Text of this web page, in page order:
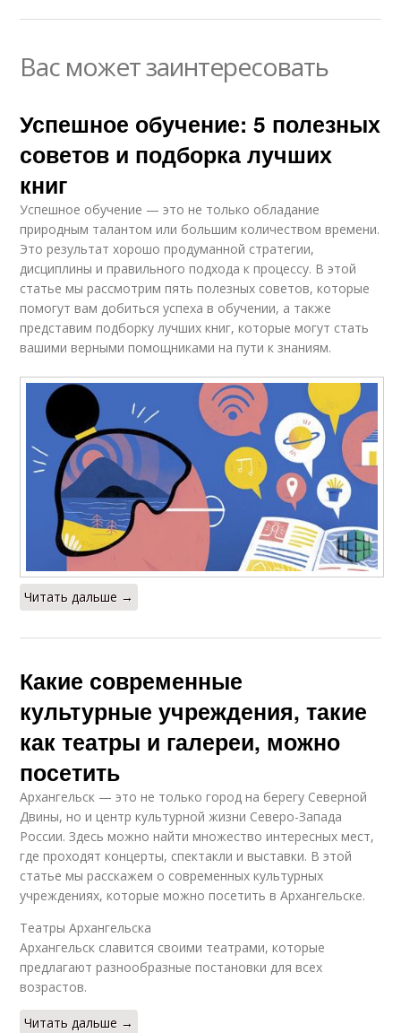
Вас может заинтересовать
Успешное обучение: 5 полезных
советов и подборка лучших
книг
Успешное обучение — это не только обладание
природным талантом или большим количеством времени.
Это результат хорошо продуманной стратегии,
дисциплины и правильного подхода к процессу. В этой
статье мы рассмотрим пять полезных советов, которые
помогут вам добиться успеха в обучении, а также
представим подборку лучших книг, которые могут стать
вашими верными помощниками на пути к знаниям.
Читать дальше →
Какие современные
культурные учреждения, такие
как театры и галереи, можно
посетить
Архангельск — это не только город на берегу Северной
Двины, но и центр культурной жизни Северо-Запада
России. Здесь можно найти множество интересных мест,
где проходят концерты, спектакли и выставки. В этой
статье мы расскажем о современных культурных
учреждениях, которые можно посетить в Архангельске.
Театры Архангельска
Архангельск славится своими театрами, которые
предлагают разнообразные постановки для всех
возрастов.
Читать дальше →